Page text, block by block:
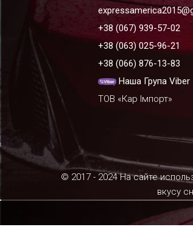
+38 (067) 939-57-02
+38 (063) 025-96-21
+38 (066) 876-13-83
Наша Група Viber
ТОВ «Кар Імпорт»
© 2017 - 2024 На сайте
вкусу